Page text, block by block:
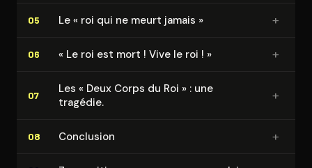
05 Le « roi qui ne meurt jamais » +
06 « Le roi est mort ! Vive le roi ! » +
07
Les « Deux Corps du Roi » : une
tragédie.
+
08 Conclusion +